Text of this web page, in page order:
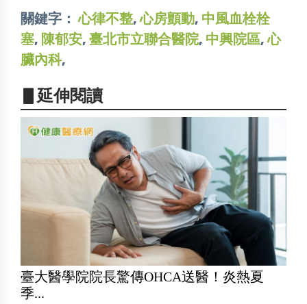
關鍵字：心律不整,心房顫動, 中風血栓栓
塞, 陳郁安, 臺北市立聯合醫院, 中興院區,心
臟內科,
▋延伸閱讀
臺大醫學院院長驚傳OHCA送醫！炎熱夏
季...